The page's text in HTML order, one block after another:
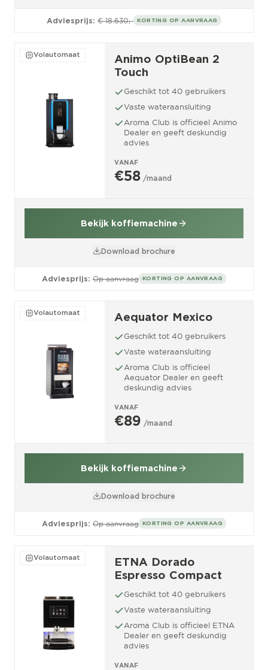
Adviesprijs: € 18.630,- KORTING OP AANVRAAG
Volautomaat
Animo OptiBean 2
Touch
Geschikt tot 40 gebruikers
Vaste wateraansluiting
Aroma Club is officieel Animo
Dealer en geeft deskundig
advies
VANAF
€58 /maand
Bekijk koffiemachine
Download brochure
Adviesprijs: Op aanvraag KORTING OP AANVRAAG
Volautomaat Aequator Mexico
Geschikt tot 40 gebruikers
Vaste wateraansluiting
Aroma Club is officieel
Aequator Dealer en geeft
deskundig advies
VANAF
€89 /maand
Bekijk koffiemachine
Download brochure
Adviesprijs: Op aanvraag KORTING OP AANVRAAG
Volautomaat
ETNA Dorado
Espresso Compact
Geschikt tot 40 gebruikers
Vaste wateraansluiting
Aroma Club is officieel ETNA
Dealer en geeft deskundig
advies
VANAF